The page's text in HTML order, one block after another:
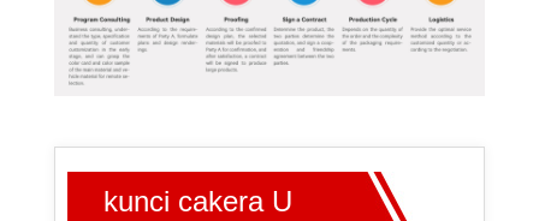
kunci cakera U